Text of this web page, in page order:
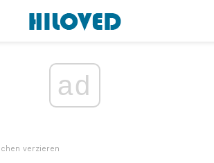
ad
verzieren